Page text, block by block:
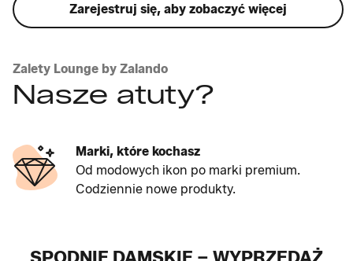
Zarejestruj się, aby zobaczyć więcej
Zalety Lounge by Zalando
Nasze atuty?
Marki, które kochasz
Od modowych ikon po marki premium.
Codziennie nowe produkty.